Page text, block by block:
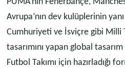
Avrupa’nın dev kulüplerinin
Cumhuriyeti ve İsviçre gibi Milli
tasarımını yapan global
Futbol Takımı için hazırladığı